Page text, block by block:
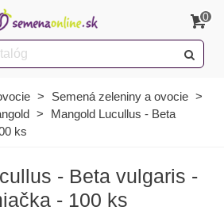
0
> Semená zeleniny a ovocie >
>
Mangold Lucullus - Beta
ks
- Beta vulgaris -
- 100 ks